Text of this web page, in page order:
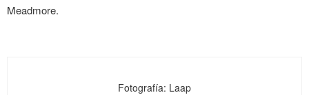
Meadmore.
Fotografía: Laap